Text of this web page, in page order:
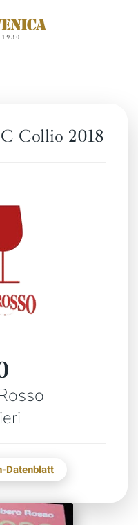
Collio 2018
Datenblatt